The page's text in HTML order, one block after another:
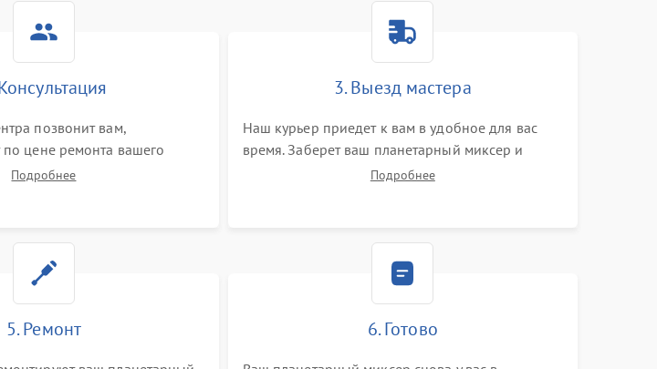
позвонит вам,
по цене ремонта вашего
а также ответит на все
Подробнее
3. Выезд мастера
Наш курьер приедет к вам в удобное для вас
время. Заберет ваш планетарный миксер и
привезет на склад для диагностики.
Подробнее
5. Ремонт 6. Готово